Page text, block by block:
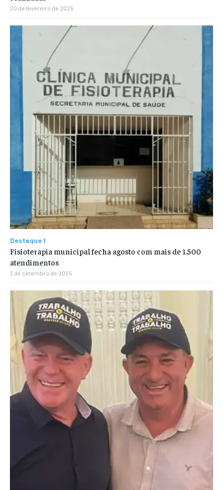
20 de fevereiro de 2025
Destaque 1
Fisioterapia municipal fecha agosto com mais de 1.500
atendimentos
3 de setembro de 2025